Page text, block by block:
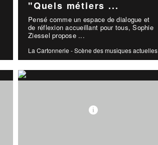
"Quels métiers ...
Pensé comme un espace de dialogue et
de réflexion accueillant pour tous, Sophie
Ziessel propose ...
La Cartonnerie - Scène des musiques actuelles